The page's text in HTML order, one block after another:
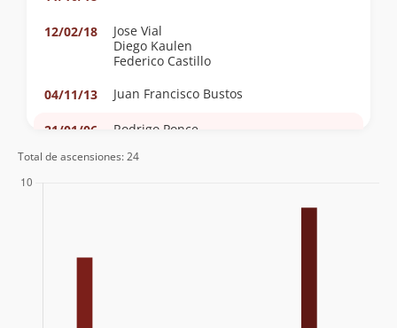
12/02/18
Jose Vial
Diego Kaulen
Federico Castillo
04/11/13
Juan Francisco Bustos
21/01/06 Rodrigo Ponce
Total de ascensiones: 24